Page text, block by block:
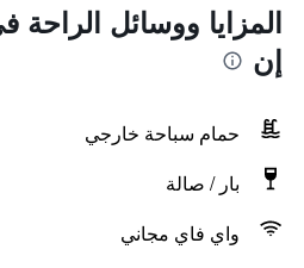
المزايا ووسائل الراحة
إن
حمام سباحة خارجي
بار / صالة
واي فاي مجاني